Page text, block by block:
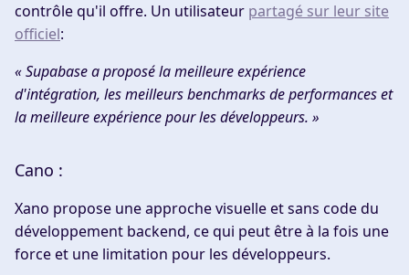
contrôle qu'il offre. Un utilisateur partagé sur leur site
officiel:
« Supabase a proposé la meilleure expérience
d'intégration, les meilleurs benchmarks de performances et
la meilleure expérience pour les développeurs. »
Cano :
Xano propose une approche visuelle et sans code du
développement backend, ce qui peut être à la fois une
force et une limitation pour les développeurs.